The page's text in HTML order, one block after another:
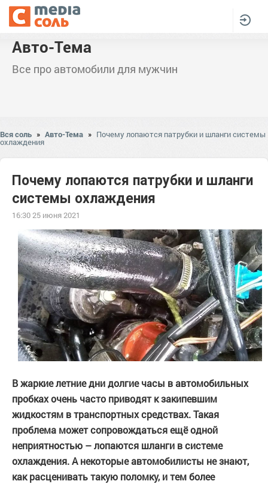
Авто-Тема
Все про автомобили для мужчин
Вся соль » Авто-Тема » Почему лопаются патрубки и шланги системы
охлаждения
Почему лопаются патрубки и шланги
системы охлаждения
16:30 25 июня 2021
В жаркие летние дни долгие часы в автомобильных
пробках очень часто приводят к закипевшим
жидкостям в транспортных средствах. Такая
проблема может сопровождаться ещё одной
неприятностью – лопаются шланги в системе
охлаждения. А некоторые автомобилисты не знают,
как расценивать такую поломку, и тем более